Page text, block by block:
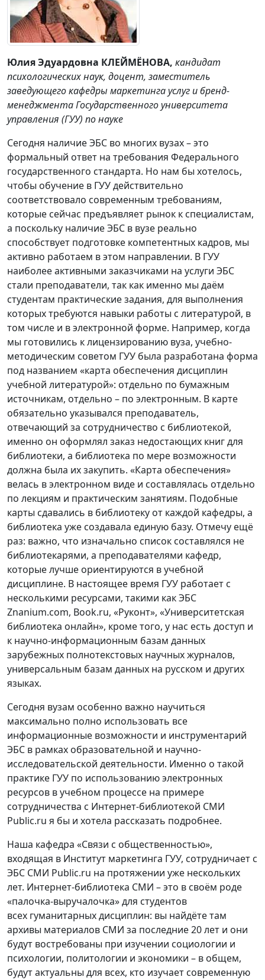
Юлия Эдуардовна КЛЕЙМЁНОВА, кандидат
психологических наук, доцент, заместитель
заведующего кафедры маркетинга услуг и бренд-
менеджмента Государственного университета
управления (ГУУ) по науке
Сегодня наличие ЭБС во многих вузах – это
формальный ответ на требования Федерального
государственного стандарта. Но нам бы хотелось,
чтобы обучение в ГУУ действительно
соответствовало современным требованиям,
которые сейчас предъявляет рынок к специалистам,
а поскольку наличие ЭБС в вузе реально
способствует подготовке компетентных кадров, мы
активно работаем в этом направлении. В ГУУ
наиболее активными заказчиками на услуги ЭБС
стали преподаватели, так как именно мы даём
студентам практические задания, для выполнения
которых требуются навыки работы с литературой, в
том числе и в электронной форме. Например, когда
мы готовились к лицензированию вуза, учебно-
методическим советом ГУУ была разработана форма
под названием «карта обеспечения дисциплин
учебной литературой»: отдельно по бумажным
источникам, отдельно – по электронным. В карте
обязательно указывался преподаватель,
отвечающий за сотрудничество с библиотекой,
именно он оформлял заказ недостающих книг для
библиотеки, а библиотека по мере возможности
должна была их закупить. «Карта обеспечения»
велась в электронном виде и составлялась отдельно
по лекциям и практическим занятиям. Подобные
карты сдавались в библиотеку от каждой кафедры, а
библиотека уже создавала единую базу. Отмечу ещё
раз: важно, что изначально список составлялся не
библиотекарями, а преподавателями кафедр,
которые лучше ориентируются в учебной
дисциплине. В настоящее время ГУУ работает с
несколькими ресурсами, такими как ЭБС
Znanium.com, Book.ru, «Руконт», «Университетская
библиотека онлайн», кроме того, у нас есть доступ и
к научно-информационным базам данных
зарубежных полнотекстовых научных журналов,
универсальным базам данных на русском и других
языках.
Сегодня вузам особенно важно научиться
максимально полно использовать все
информационные возможности и инструментарий
ЭБС в рамках образовательной и научно-
исследовательской деятельности. Именно о такой
практике ГУУ по использованию электронных
ресурсов в учебном процессе на примере
сотрудничества с Интернет-библиотекой СМИ
Public.ru я бы и хотела рассказать подробнее.
Наша кафедра «Связи с общественностью»,
входящая в Институт маркетинга ГУУ, сотрудничает с
ЭБС СМИ Public.ru на протяжении уже нескольких
лет. Интернет-библиотека СМИ – это в своём роде
«палочка-выручалочка» для студентов
всех гуманитарных дисциплин: вы найдёте там
архивы материалов СМИ за последние 20 лет и они
будут востребованы при изучении социологии и
психологии, политологии и экономики – в общем,
будут актуальны для всех, кто изучает современную